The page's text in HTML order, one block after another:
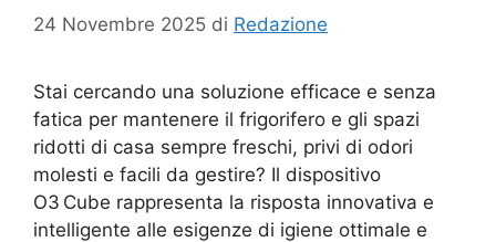
24 Novembre 2025 di Redazione
Stai cercando una soluzione efficace e senza
fatica per mantenere il frigorifero e gli spazi
ridotti di casa sempre freschi, privi di odori
molesti e facili da gestire? Il dispositivo
O3 Cube rappresenta la risposta innovativa e
intelligente alle esigenze di igiene ottimale e